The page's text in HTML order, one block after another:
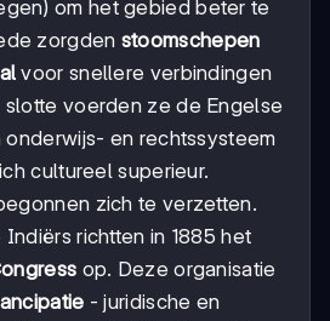
om het gebied beter te
zorgden stoomschepen
voor snellere verbindingen
voerden ze de Engelse
onderwijs- en rechtssysteem
cultureel superieur.
zich te verzetten.
richtten in 1885 het
op. Deze organisatie
- juridische en